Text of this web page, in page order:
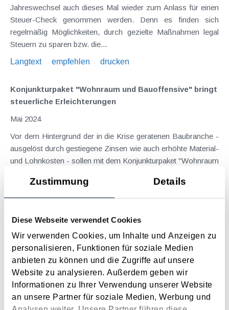
Zustimmung Details
Diese Webseite verwendet Cookies
Wir verwenden Cookies, um Inhalte und Anzeigen zu
personalisieren, Funktionen für soziale Medien
anbieten zu können und die Zugriffe auf unsere
Website zu analysieren. Außerdem geben wir
Informationen zu Ihrer Verwendung unserer Website
an unsere Partner für soziale Medien, Werbung und
Jahreswechsel auch dieses Mal wieder zum Anlass für einen
Steuer-Check genommen werden. Denn es finden sich
regelmäßig Möglichkeiten, durch gezielte Maßnahmen legal
Steuern zu sparen bzw. die...
Langtext
empfehlen drucken
Konjunkturpaket "Wohnraum und Bauoffensive" bringt
steuerliche Erleichterungen
Mai 2024
Vor dem Hintergrund der in die Krise geratenen Baubranche -
ausgelöst durch gestiegene Zinsen wie auch erhöhte Material-
und Lohnkosten - sollen mit dem Konjunkturpaket "Wohnraum
werden, leistbarer Wohnraum geschaffen...
November 2022
(Topf-)Sonderausgaben Seit der Veranlagung 2021 sind die
ohnehin in den letzten Jahren stark eingeschränkten
sogenannten Topfsonderausgaben (Versicherungsverträge,